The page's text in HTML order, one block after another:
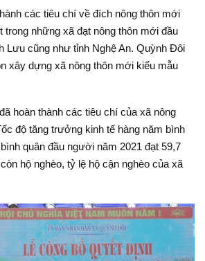
các tiêu chí về đích nông thôn mới
trong những xã đạt nông thôn mới đầu
Lưu cũng như tỉnh Nghệ An. Quỳnh Đôi
xây dựng xã nông thôn mới kiểu mẫu
hoàn thành các tiêu chí của xã nông
độ tăng trưởng kinh tế hàng năm bình
quân đầu người năm 2021 đạt 59,7
hộ nghèo, tỷ lệ hộ cận nghèo của xã